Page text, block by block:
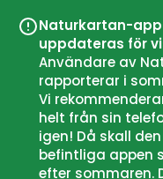
Naturkartan-
uppdateras för
Användare av
rapporterar i
Vi
helt från sin
igen! Då skall
befintliga appen
efter sommaren.